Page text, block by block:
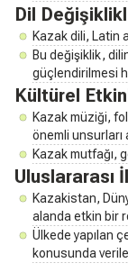
Dil
Kazak dili, Latin
Bu değişiklik,
güçlendirilmesi
Kültürel
Kazak müziği,
önemli unsurları
Kazak mutfağı,
Uluslararası
Kazakistan,
alanda etkin bir
Ülkede yapılan
konusunda